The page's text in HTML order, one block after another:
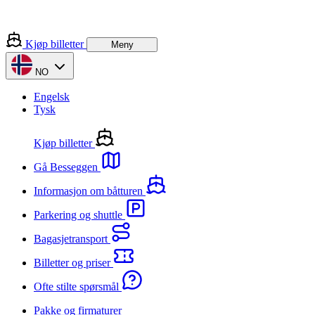
Kjøp billetter Meny
NO
Engelsk
Tysk
Kjøp billetter
Gå Besseggen
Informasjon om båtturen
Parkering og shuttle
Bagasjetransport
Billetter og priser
Ofte stilte spørsmål
Pakke og firmaturer